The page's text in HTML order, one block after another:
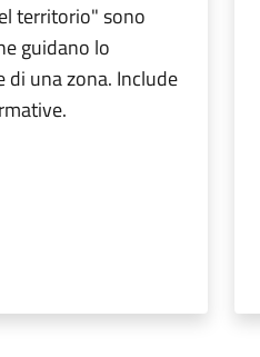
territorio" sono
guidano lo
di una zona. Include